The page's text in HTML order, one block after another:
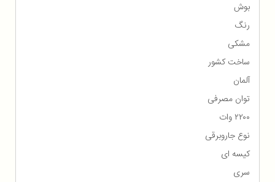
بوش
رنگ
مشکی
ساخت کشور
آلمان
توان مصرفی
۲۲۰۰ وات
نوع جاروبرقی
کیسه ای
سری